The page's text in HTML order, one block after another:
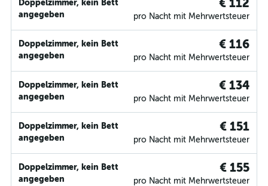
Doppelzimmer, kein Bett
angegeben
€ 112
pro Nacht mit Mehrwertsteuer
Doppelzimmer, kein Bett
angegeben
€ 116
pro Nacht mit Mehrwertsteuer
Doppelzimmer, kein Bett
angegeben
€ 134
pro Nacht mit Mehrwertsteuer
Doppelzimmer, kein Bett
angegeben
€ 151
pro Nacht mit Mehrwertsteuer
Doppelzimmer, kein Bett
angegeben
€ 155
pro Nacht mit Mehrwertsteuer